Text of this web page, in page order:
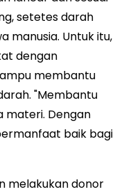
setetes darah
manusia. Untuk itu,
dengan
membantu
"Membantu
materi. Dengan
baik bagi
melakukan donor